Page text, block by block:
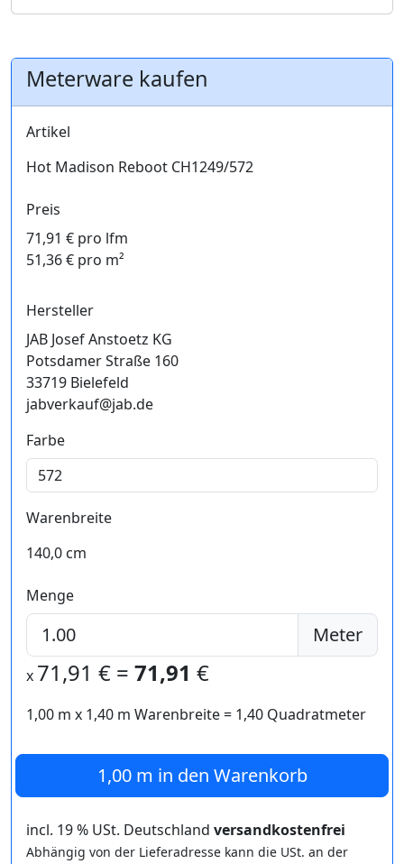
Meterware kaufen
Artikel
Hot Madison Reboot CH1249/572
Preis
71,91 € pro lfm
51,36 € pro m²
Hersteller
JAB Josef Anstoetz KG
Potsdamer Straße 160
33719 Bielefeld
jabverkauf@jab.de
Farbe
Warenbreite
140,0 cm
Menge
Meter
x 71,91 € = 71,91 €
1,00 m x 1,40 m Warenbreite = 1,40 Quadratmeter
1,00 m in den Warenkorb
incl. 19 % USt. Deutschland versandkostenfrei
Abhängig von der Lieferadresse kann die USt. an der